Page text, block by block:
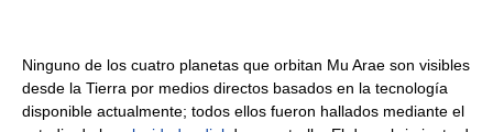
Ninguno de los cuatro planetas que orbitan Mu Arae son visibles
desde la Tierra por medios directos basados en la tecnología
disponible actualmente; todos ellos fueron hallados mediante el